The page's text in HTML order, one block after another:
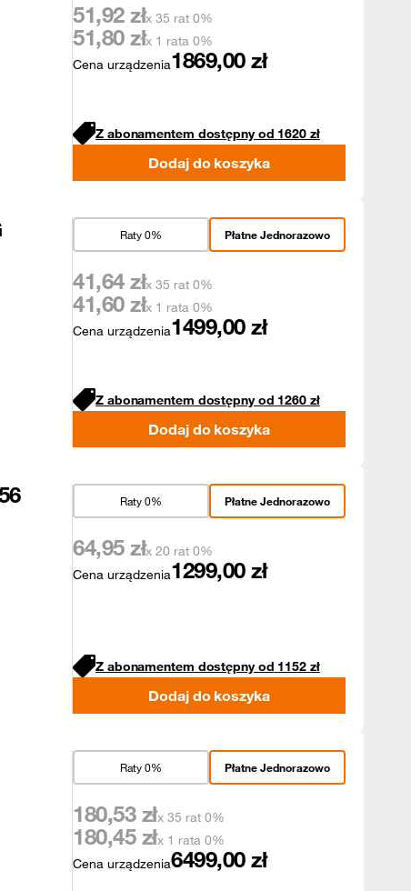
Cena urządzenia1869,00 zł
51,92 złx 35 rat 0%
51,80 złx 1 rata 0%
Z abonamentem dostępny od 1620 zł
Dodaj do koszyka
Płatne Jednorazowo
Raty 0%
Cena urządzenia1499,00 zł
41,64 złx 35 rat 0%
41,60 złx 1 rata 0%
Z abonamentem dostępny od 1260 zł
Dodaj do koszyka
Płatne Jednorazowo
Raty 0%
Cena urządzenia1299,00 zł
64,95 złx 20 rat 0%
Z abonamentem dostępny od 1152 zł
Dodaj do koszyka
Płatne Jednorazowo
Raty 0%
Cena urządzenia6499,00 zł
180,53 złx 35 rat 0%
180,45 złx 1 rata 0%